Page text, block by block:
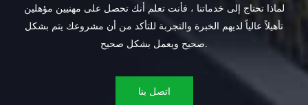
لماذا تحتاج إلى خدماتنا ، فأنت تعلم أنك تحصل على مهنيين مؤهلين
تأهيلاً عالياً لديهم الخبرة والتجربة للتأكد من أن مشروعك يتم بشكل
صحيح ويعمل بشكل صحيح.
اتصل بنا